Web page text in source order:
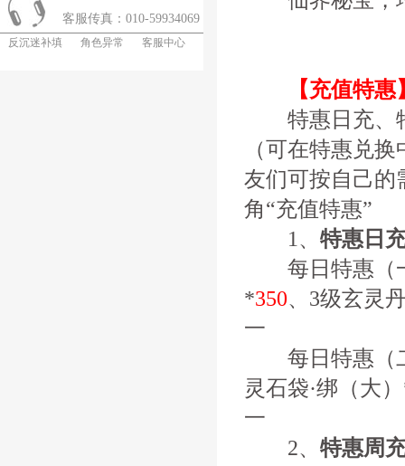
客服传真：010-59934069
反沉迷补填 角色异常 客服中心
【充值特惠
特惠日充、特
（可在特惠兑
友们可按自己的
角“充值特惠”
1、 特惠日
每日特惠（
*350、3级玄灵
一
每日特惠（
灵石袋·绑（大
一
2、 特惠周